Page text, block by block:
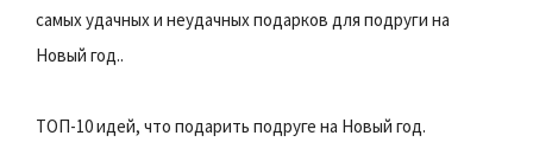
самых удачных и неудачных подарков для подруги на
Новый год..
ТОП-10 идей, что подарить подруге на Новый год.